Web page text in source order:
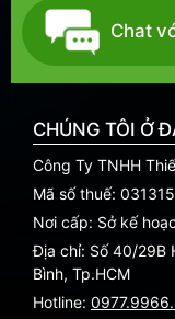
Chat
CHÚNG TÔI Ở
Công Ty TNHH
Mã số thuế:
Nơi cấp: Sở kế
Địa chỉ: Số 40/29B
Bình, Tp.HCM
Hotline: